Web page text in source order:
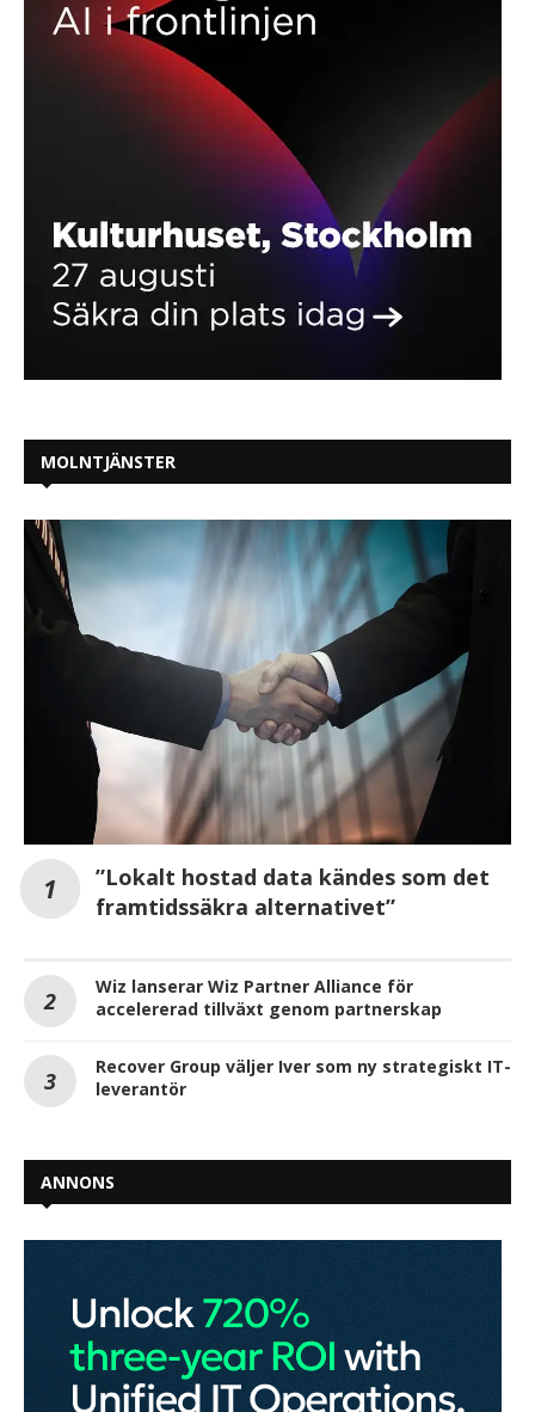
MOLNTJÄNSTER
”Lokalt hostad data kändes som det
framtidssäkra alternativet”
Wiz lanserar Wiz Partner Alliance för
accelererad tillväxt genom partnerskap
Recover Group väljer Iver som ny strategiskt IT-
leverantör
ANNONS